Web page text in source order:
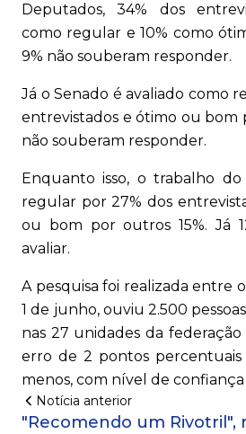
Deputados, 34% dos
como regular e 10% como
9% não souberam responder.
Já o Senado é avaliado como
entrevistados e ótimo ou bom
não souberam responder.
Enquanto isso, o trabalho
regular por 27% dos
ou bom por outros 15%. Já
avaliar.
A pesquisa foi realizada entre
1 de junho, ouviu 2.500
nas 27 unidades da
erro de 2 pontos percentuais
menos, com nível de confiança
Notícia anterior
"Recomendo um Rivotril",